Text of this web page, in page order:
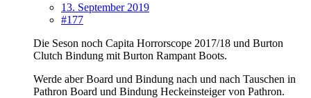
13. September 2019
#177
Die Seson noch Capita Horrorscope 2017/18 und Burton
Clutch Bindung mit Burton Rampant Boots.
Werde aber Board und Bindung nach und nach Tauschen in
Pathron Board und Bindung Heckeinsteiger von Pathron.